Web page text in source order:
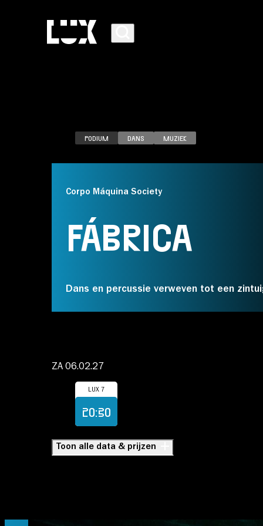
AGENDA
PROGRAMMA
CAFÉ-RESTAURANT
Volg ons op:
FÁBRICA
PODIUM DANS MUZIEK
Corpo Máquina Society
FÁBRICA
Dans en percussie verweven tot een
ZA 06.02.27
LUX 7
20:30
Koop
Toon alle data & prijzen